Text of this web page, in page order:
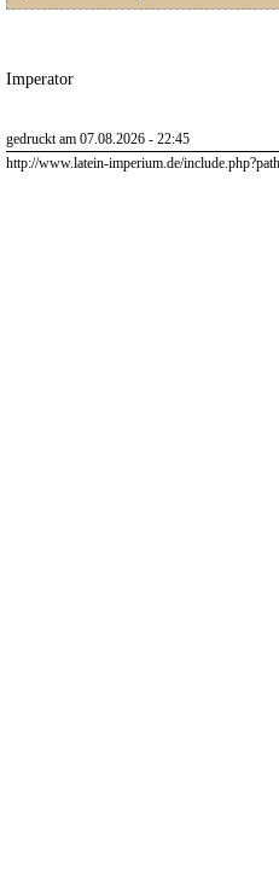
Imperator
gedruckt am 07.08.2026 - 22:45
http://www.latein-imperium.de/